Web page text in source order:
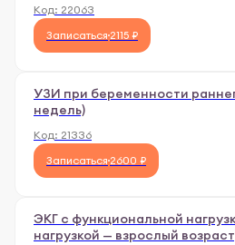
Код: 22063
Записаться 2115 ₽
УЗИ при беременности
недель)
Код: 21336
Записаться 2600 ₽
ЭКГ с функциональной
нагрузкой — взрослый